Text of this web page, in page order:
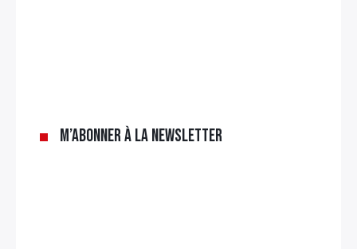
M’abonner à la newsletter